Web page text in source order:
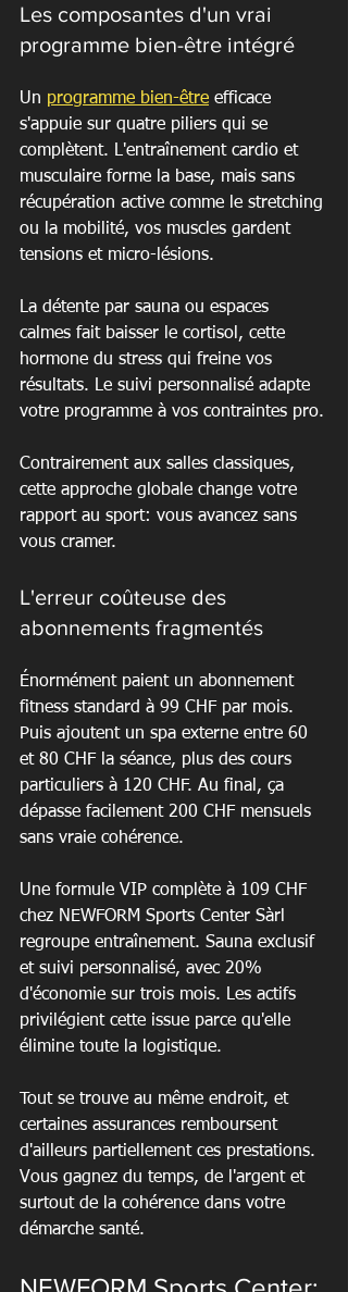
Les composantes d'un vrai
programme bien-être intégré
Un programme bien-être efficace
s'appuie sur quatre piliers qui se
complètent. L'entraînement cardio et
musculaire forme la base, mais sans
récupération active comme le stretching
ou la mobilité, vos muscles gardent
tensions et micro-lésions.
La détente par sauna ou espaces
calmes fait baisser le cortisol, cette
hormone du stress qui freine vos
résultats. Le suivi personnalisé adapte
votre programme à vos contraintes pro.
Contrairement aux salles classiques,
cette approche globale change votre
rapport au sport: vous avancez sans
vous cramer.
L'erreur coûteuse des
abonnements fragmentés
Énormément paient un abonnement
fitness standard à 99 CHF par mois.
Puis ajoutent un spa externe entre 60
et 80 CHF la séance, plus des cours
particuliers à 120 CHF. Au final, ça
dépasse facilement 200 CHF mensuels
sans vraie cohérence.
Une formule VIP complète à 109 CHF
chez NEWFORM Sports Center Sàrl
regroupe entraînement. Sauna exclusif
et suivi personnalisé, avec 20%
d'économie sur trois mois. Les actifs
privilégient cette issue parce qu'elle
élimine toute la logistique.
Tout se trouve au même endroit, et
certaines assurances remboursent
d'ailleurs partiellement ces prestations.
Vous gagnez du temps, de l'argent et
surtout de la cohérence dans votre
démarche santé.